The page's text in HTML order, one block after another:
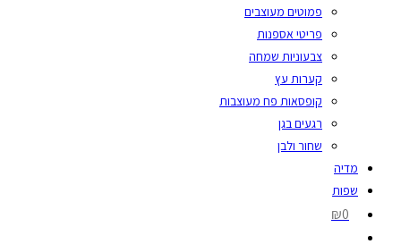
פמוטים מעוצבים
פריטי אספנות
צבעוניות שמחה
קערות עץ
קופסאות פח מעוצבות
רגעים בגן
שחור ולבן
מדיה
שפות
₪0